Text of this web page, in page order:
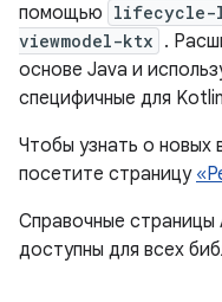
помощью lifecycle-
viewmodel-ktx .
основе Java и
специфичные для
Чтобы узнать о новых
посетите страницу
Справочные страницы
доступны для всех